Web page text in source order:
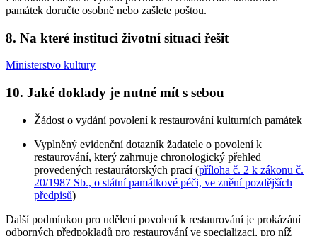
památek doručte osobně nebo zašlete poštou.
8. Na které instituci životní situaci řešit
Ministerstvo kultury
10. Jaké doklady je nutné mít s sebou
Žádost o vydání povolení k restaurování kulturních památek
Vyplněný evidenční dotazník žadatele o povolení k
restaurování, který zahrnuje chronologický přehled
provedených restaurátorských prací (příloha č. 2 k zákonu č.
20/1987 Sb., o státní památkové péči, ve znění pozdějších
předpisů)
Další podmínkou pro udělení povolení k restaurování je prokázání
odborných předpokladů pro restaurování ve specializaci, pro níž